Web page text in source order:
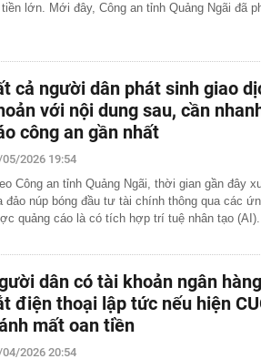
biết ngôi nhà có phong thuỷ không thuận lợi
khách đến Việt Nam đông nhất 7 tháng đầu
tiết lộ: Khách thường chọn quả to, người trong
tra 5 chi tiết này trước
tốc quỳ gối 1h an ủi khách: 7 năm sau ở khách
ở nhà, bay hạng thương gia
xương trẻ khỏe như phụ nữ 30, bác sĩ kinh ngạc
đựng tâm huyết của NSND Tự Long
4.300 USD/ounce, chuyên gia dự báo đỉnh mới
những người không rút điện ấm siêu tốc trước
là có thêm "lá bài" từ Triều Tiên: Điểm yếu của
sâu?
lớn. Mới đây, Công an tỉnh Quảng Ngãi đã
cả người dân phát sinh giao
với nội dung sau, cần
công an gần nhất
05/2026 19:54
Công an tỉnh Quảng Ngãi, thời gian gần đây
đảo núp bóng đầu tư tài chính thông qua các
quảng cáo là có tích hợp trí tuệ nhân tạo (AI).
dân có tài khoản ngân
điện thoại lập tức nếu hiện
mất oan tiền
2026 20:54